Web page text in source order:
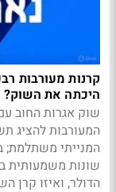
קרנות מעורבות
היכתה את השוק?
שוק אגרות החוב
המעורבות להציג
המנייתי משתלמת;
שונות משמעותית
הדולר, ואיזו קרן